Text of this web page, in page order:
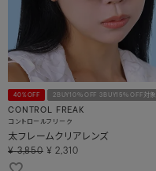
40%OFF 2BUY10％OFF 3BUY15％OFF対象
CONTROL FREAK
コントロールフリーク
太フレームクリアレンズ
¥ 3,850 ¥ 2,310